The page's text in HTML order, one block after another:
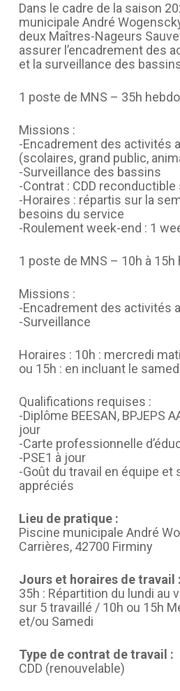
Dans le cadre de la saison
municipale André
deux Maîtres-Nageurs
assurer l’encadrement des
et la surveillance des
1 poste de MNS – 35h
Missions :
-Encadrement des activités
(scolaires, grand public,
-Surveillance des bassins
-Contrat : CDD
-Horaires : répartis sur la
besoins du service
-Roulement week-end : 1
1 poste de MNS – 10h à
Missions :
-Encadrement des activités
-Surveillance
Horaires : 10h : mercredi
ou 15h : en incluant le
Qualifications requises :
-Diplôme BEESAN, BPJEPS
jour
-Carte professionnelle
-PSE1 à jour
-Goût du travail en équipe et
appréciés
Lieu de pratique :
Piscine municipale André
Carrières, 42700 Firminy
Jours et horaires de travail :
35h : Répartition du lundi au
sur 5 travaillé / 10h ou 15h
et/ou Samedi
Type de contrat de travail :
CDD (renouvelable)